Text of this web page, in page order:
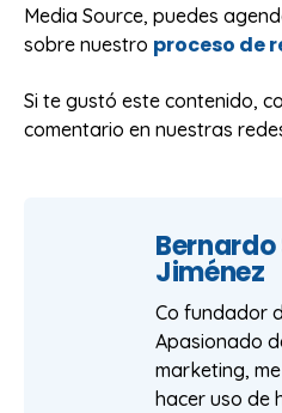
Media Source, puedes
sobre nuestro proceso de
Si te gustó este contenido,
comentario en nuestras
Jiménez
Co fundador
Apasionado
marketing,
hacer uso de